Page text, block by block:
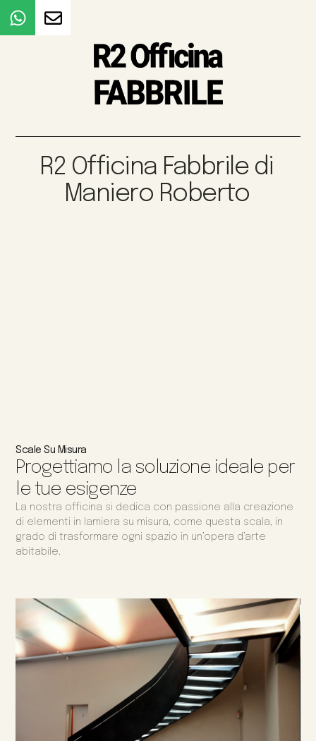
R2 Officina Fabbrile di
Maniero Roberto
Scale Su Misura
Progettiamo la soluzione ideale per
le tue esigenze
La nostra officina si dedica con passione alla creazione
di elementi in lamiera su misura, come questa scala, in
grado di trasformare ogni spazio in un’opera d’arte
abitabile.